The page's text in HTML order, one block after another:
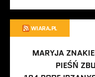
WIARA.PL
MARYJA
PIEŚŃ